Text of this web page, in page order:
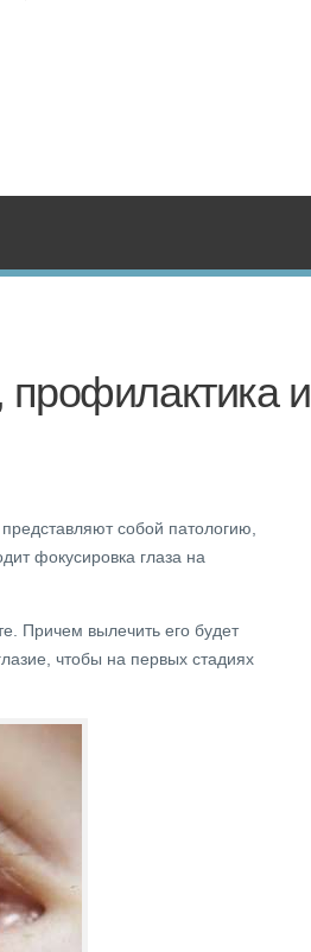
профилактика и
собой патологию,
фокусировка глаза на
Причем вылечить его будет
чтобы на первых стадиях